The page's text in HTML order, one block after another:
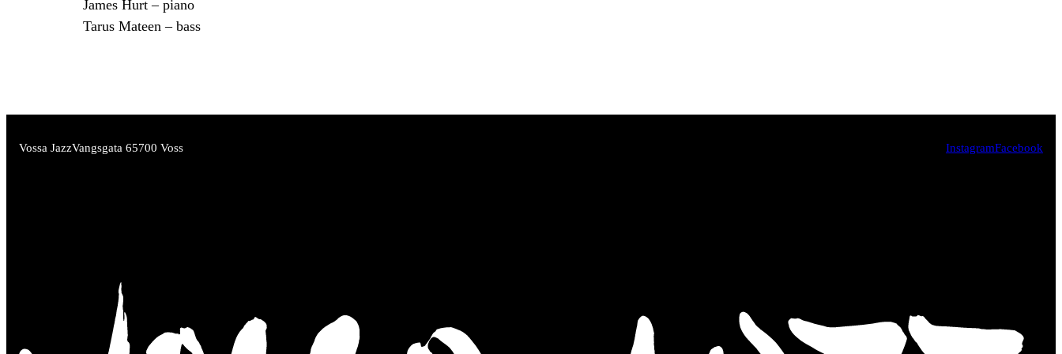
James Hurt – piano
Tarus Mateen – bass
Vossa JazzVangsgata 65700 Voss InstagramFacebook